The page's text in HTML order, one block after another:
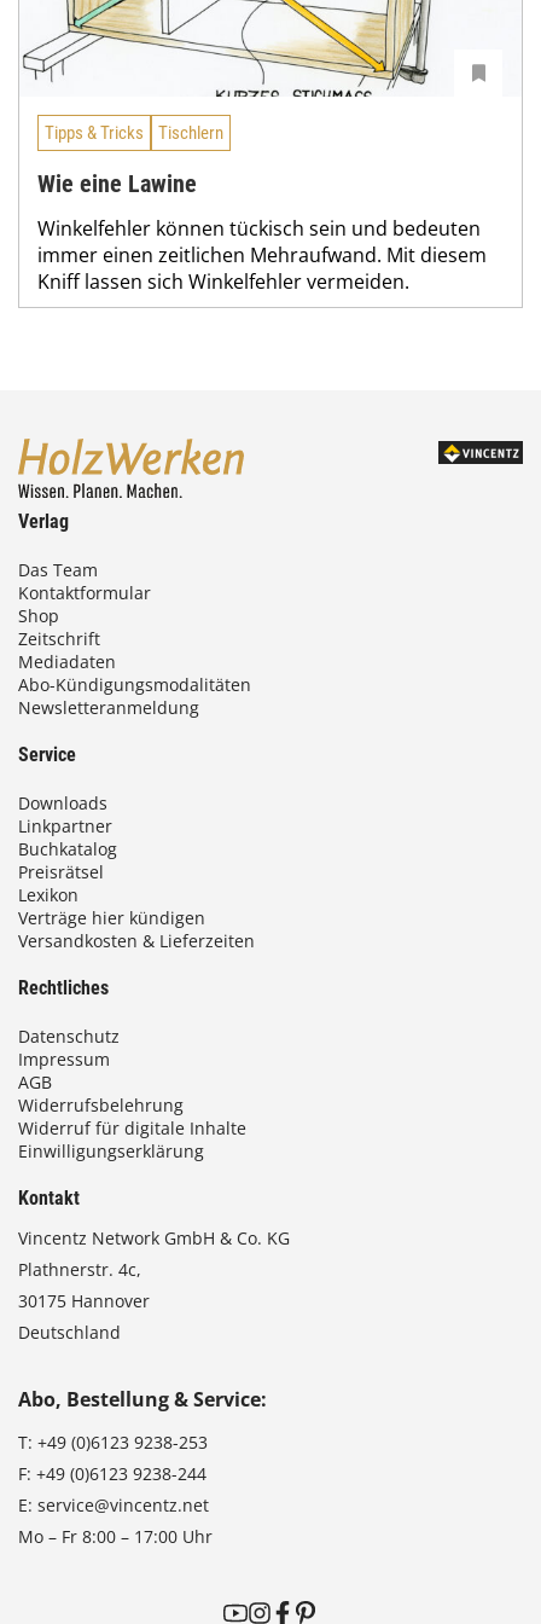
Tipps & Tricks Tischlern
Wie eine Lawine
Winkelfehler können tückisch sein und bedeuten
immer einen zeitlichen Mehraufwand. Mit diesem
Kniff lassen sich Winkelfehler vermeiden.
Verlag
Das Team
Kontaktformular
Shop
Zeitschrift
Mediadaten
Abo-Kündigungsmodalitäten
Newsletteranmeldung
Service
Downloads
Linkpartner
Buchkatalog
Preisrätsel
Lexikon
Verträge hier kündigen
Versandkosten & Lieferzeiten
Rechtliches
Datenschutz
Impressum
AGB
Widerrufsbelehrung
Widerruf für digitale Inhalte
Einwilligungserklärung
Kontakt
Vincentz Network GmbH & Co. KG
Plathnerstr. 4c,
30175 Hannover
Deutschland
Abo, Bestellung & Service:
T: +49 (0)6123 9238-253
F: +49 (0)6123 9238-244
E: service@vincentz.net
Mo – Fr 8:00 – 17:00 Uhr